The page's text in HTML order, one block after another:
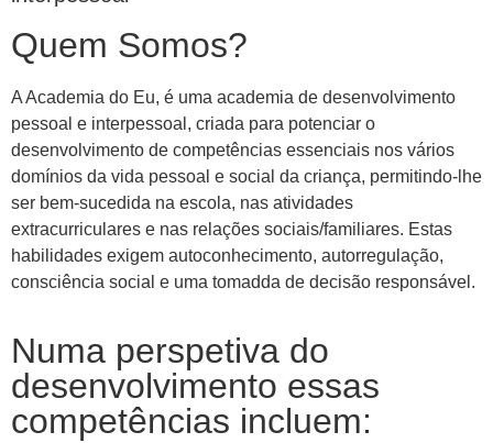
Quem Somos?
A Academia do Eu, é uma academia de desenvolvimento
pessoal e interpessoal, criada para potenciar o
desenvolvimento de competências essenciais nos vários
domínios da vida pessoal e social da criança, permitindo-lhe
ser bem-sucedida na escola, nas atividades
extracurriculares e nas relações sociais/familiares. Estas
habilidades exigem autoconhecimento, autorregulação,
consciência social e uma tomadda de decisão responsável.
Numa perspetiva do
desenvolvimento essas
competências incluem: